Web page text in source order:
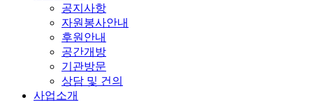
공지사항
자원봉사안내
후원안내
공간개방
기관방문
상담 및 건의
사업소개